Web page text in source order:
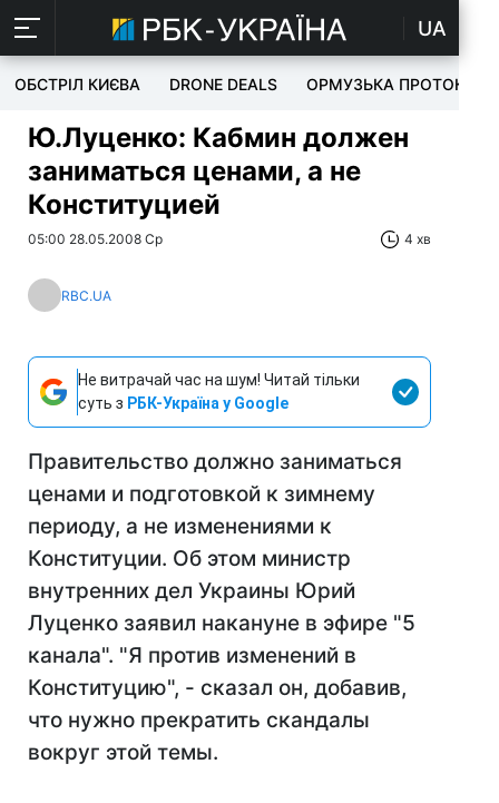
UA
ОБСТРІЛ КИЄВА DRONE DEALS ОРМУЗЬКА ПРОТОКА
Ю.Луценко: Кабмин должен
заниматься ценами, а не
Конституцией
05:00 28.05.2008 Ср 4 хв
RBC.UA
Не витрачай час на шум! Читай тільки
суть з РБК-Україна у Google
Правительство должно заниматься
ценами и подготовкой к зимнему
периоду, а не изменениями к
Конституции. Об этом министр
внутренних дел Украины Юрий
Луценко заявил накануне в эфире "5
канала". "Я против изменений в
Конституцию", - сказал он, добавив,
что нужно прекратить скандалы
вокруг этой темы.